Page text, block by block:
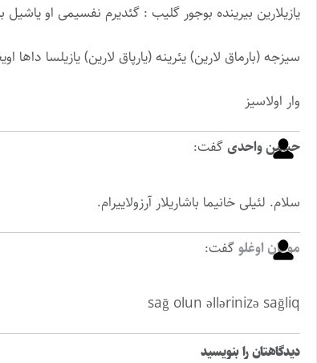
یازیلارین بیرینده بوجور گلیب : گئدیرم نفسیمی او یاشیل
سیزجه (بارماق لارین) یئرینه (یارپاق لارین) یازیلسا داها
وار اولاسیز
حسین واحدیگفت:
سلام. لئیلی خانیما باشاریلار آرزولاییرام.
موغان اوغلوگفت:
sağ olun əllərinizə sağliq
دیدگاهتان را بنویسید